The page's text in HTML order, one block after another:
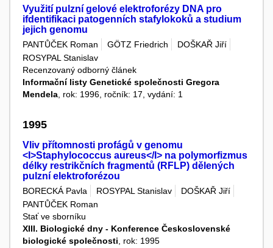
Využití pulzní gelové elektroforézy DNA pro
ifdentifikaci patogenních stafylokoků a studium
jejich genomu
PANTŮČEK Roman GÖTZ Friedrich
DOŠKAŘ Jiří
ROSYPAL Stanislav
Recenzovaný odborný článek
Informační listy Genetické společnosti Gregora
Mendela , rok: 1996, ročník: 17, vydání: 1
1995
Vliv přítomnosti profágů v genomu
<I>Staphylococcus aureus</I> na polymorfizmus
délky restrikčních fragmentů (RFLP) dělených
pulzní elektroforézou
BORECKÁ Pavla ROSYPAL Stanislav
DOŠKAŘ Jiří
PANTŮČEK Roman
Stať ve sborníku
XIII. Biologické dny - Konference Československé
biologické společnosti , rok: 1995